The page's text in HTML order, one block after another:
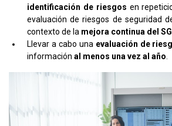
identificación de riesgos en
evaluación de riesgos de seguridad
contexto de la mejora continua del
Llevar a cabo una evaluación de
información al menos una vez al año